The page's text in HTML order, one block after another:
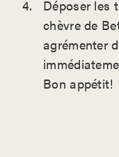
Déposer les
chèvre de
agrémenter
Bon appétit!